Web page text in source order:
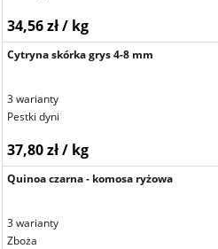
34,56 zł / kg
Cytryna skórka grys 4-8 mm
3 warianty
Pestki dyni
37,80 zł / kg
Quinoa czarna - komosa ryżowa
3 warianty
Zboża